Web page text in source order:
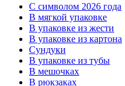
C символом 2026 года
В мягкой упаковке
В упаковке из жести
В упаковке из картона
Сундуки
В упаковке из тубы
В мешочках
В рюкзаках